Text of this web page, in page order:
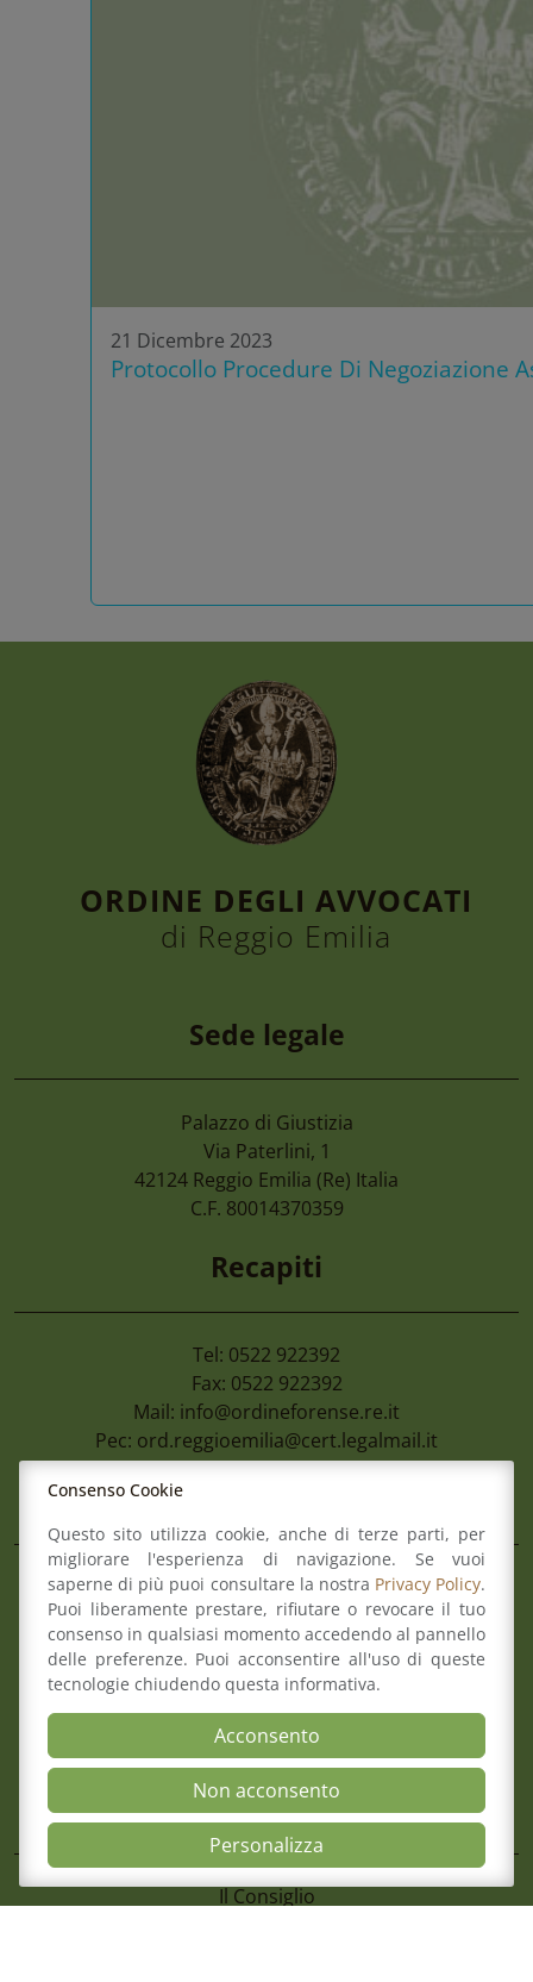
Open
21 Dicembre 2023
Protocollo Procedure Di Negoziazione
6 Agosto 2026
Convegno “la Tutela Dell’ambiente,
Nel D.lgs. 81/2026. Le Nuove
ORDINE DEGLI AVVOCATI
di Reggio Emilia
Sede legale
Palazzo di Giustizia
Via Paterlini, 1
42124 Reggio Emilia (Re) Italia
C.F. 80014370359
Recapiti
Tel: 0522 922392
Fax: 0522 922392
Mail: info@ordineforense.re.it
Pec: ord.reggioemilia@cert.legalmail.it
Composizione del Consiglio
Commissioni
Comitato pari opportunità
Osservatori
Richiesta pareri di congruità
Verbali del Consiglio
Aree
Il Consiglio
Consenso Cookie
Questo sito utilizza cookie, anche di terze parti, per
migliorare l'esperienza di navigazione. Se vuoi
saperne di più puoi consultare la nostra Privacy Policy.
Puoi liberamente prestare, rifiutare o revocare il tuo
consenso in qualsiasi momento accedendo al pannello
delle preferenze. Puoi acconsentire all'uso di queste
tecnologie chiudendo questa informativa.
Acconsento
Non acconsento
Personalizza